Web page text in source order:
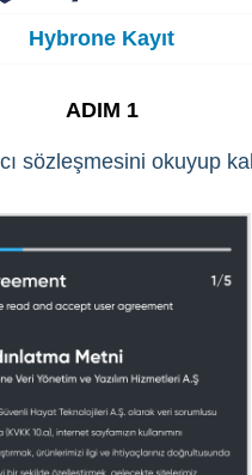
Hybrone Kayıt
ADIM 1
sözleşmesini okuyup